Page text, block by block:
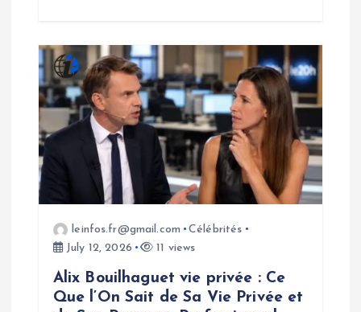
leinfos.fr@gmail.com
Célébrités
July 12, 2026
11 views
Alix Bouilhaguet vie privée : Ce
Que l’On Sait de Sa Vie Privée et